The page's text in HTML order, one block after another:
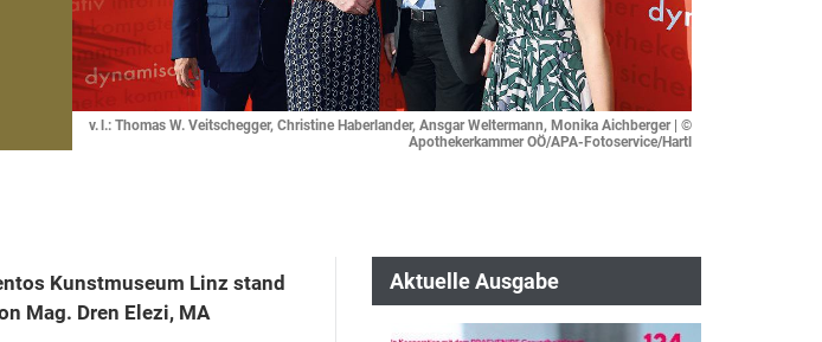
v. l.: Thomas W. Veitschegger, Christine Haberlander, Ansgar Weltermann, Monika Aichberger | ©
Apothekerkammer OÖ/APA-Fotoservice/Hartl
Kunstmuseum Linz stand
Mag. Dren Elezi, MA
Aktuelle Ausgabe